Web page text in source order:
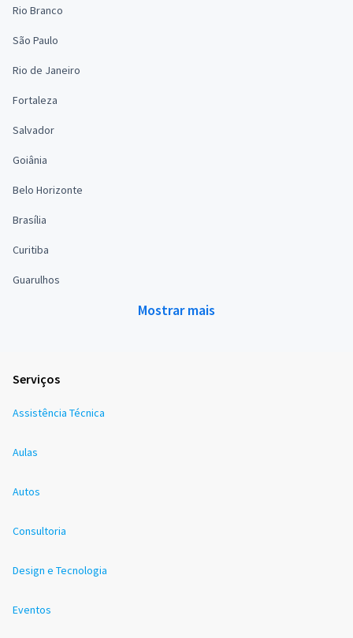
Rio Branco
São Paulo
Rio de Janeiro
Fortaleza
Salvador
Goiânia
Belo Horizonte
Brasília
Curitiba
Guarulhos
Mostrar mais
Serviços
Assistência Técnica
Aulas
Autos
Consultoria
Design e Tecnologia
Eventos